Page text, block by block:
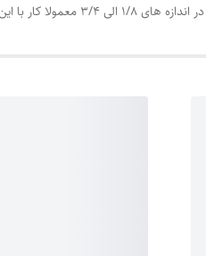
ها سریع و آسان است.